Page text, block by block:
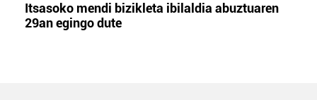
Itsasoko mendi bizikleta ibilaldia abuztuaren
29an egingo dute